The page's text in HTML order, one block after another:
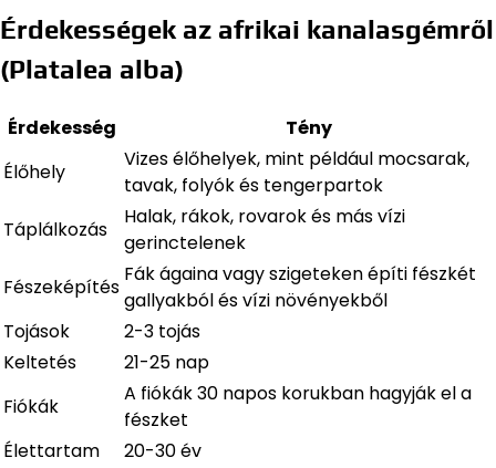
Érdekességek az afrikai kanalasgémről
(Platalea alba)
Érdekesség
Tény
Élőhely
Vizes élőhelyek, mint például mocsarak,
tavak, folyók és tengerpartok
Táplálkozás
Halak, rákok, rovarok és más vízi
gerinctelenek
Fészeképítés
Fák ágaina vagy szigeteken építi fészkét
gallyakból és vízi növényekből
Tojások
2-3 tojás
Keltetés
21-25 nap
Fiókák
A fiókák 30 napos korukban hagyják el a
fészket
Élettartam
20-30 év